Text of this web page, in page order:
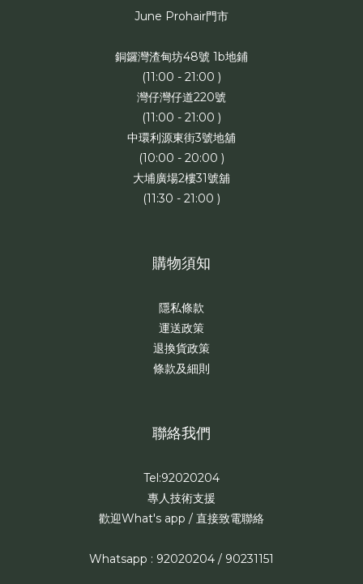
June Prohair門市
銅鑼灣渣甸坊48號 1b地鋪
(11:00 - 21:00 )
灣仔灣仔道220號
(11:00 - 21:00 )
中環利源東街3號地舖
(10:00 - 20:00 )
大埔廣場2樓31號舖
(11:30 - 21:00 )
購物須知
隱私條款
運送政策
退換貨政策
條款及細則
聯絡我們
Tel:92020204
專人技術支援
歡迎What's app / 直接致電聯絡
Whatsapp : 92020204 / 90231151